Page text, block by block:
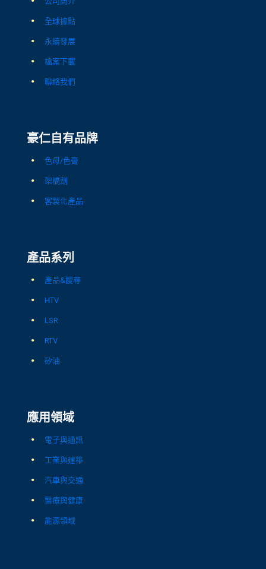
全球據點
永續發展
檔案下載
聯絡我們
豪仁自有品牌
色母/色膏
架橋劑
客製化產品
產品系列
產品&搜尋
HTV
LSR
RTV
矽油
應用領域
電子與通訊
工業與建築
汽車與交通
醫療與健康
能源領域